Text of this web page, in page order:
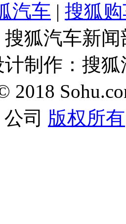
汽车 | 搜狐
搜狐汽车新
作：搜狐
2018
公司 版权所有